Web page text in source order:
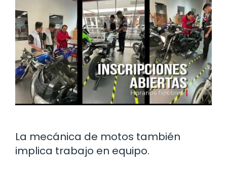
La mecánica de motos también
implica trabajo en equipo.